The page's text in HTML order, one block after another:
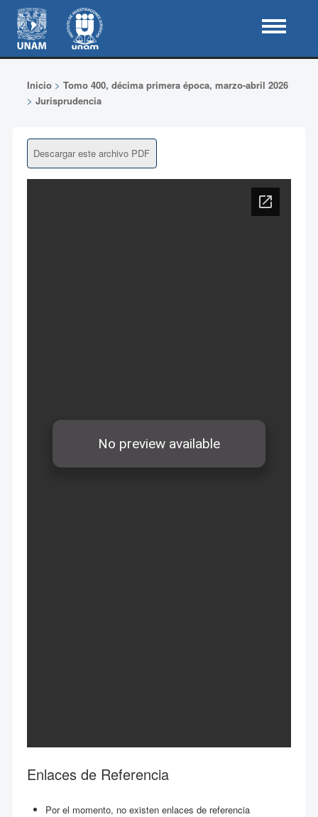
Inicio> Tomo 400, décima primera época, marzo-abril 2026
> Jurisprudencia
Descargar este archivo PDF
Enlaces de Referencia
Por el momento, no existen enlaces de referencia